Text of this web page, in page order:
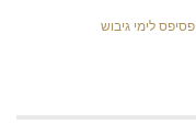
פסיפס לימי גיבוש